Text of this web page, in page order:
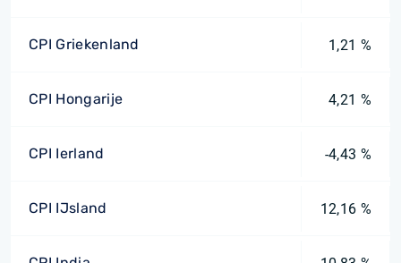
CPI Griekenland 1,21 %
CPI Hongarije 4,21 %
CPI Ierland -4,43 %
CPI IJsland 12,16 %